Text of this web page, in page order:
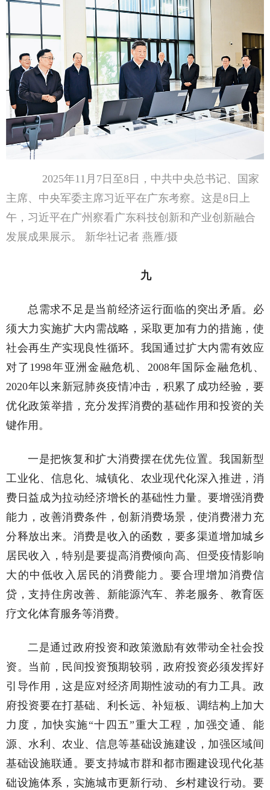
2025年11月7日至8日，中共中央总书记、国家
主席、中央军委主席习近平在广东考察。这是8日上
午，习近平在广州察看广东科技创新和产业创新融合
发展成果展示。 新华社记者 燕雁/摄
九
总需求不足是当前经济运行面临的突出矛盾。必
须大力实施扩大内需战略，采取更加有力的措施，使
社会再生产实现良性循环。我国通过扩大内需有效应
对了1998年亚洲金融危机、2008年国际金融危机、
2020年以来新冠肺炎疫情冲击，积累了成功经验，要
优化政策举措，充分发挥消费的基础作用和投资的关
键作用。
一是把恢复和扩大消费摆在优先位置。我国新型
工业化、信息化、城镇化、农业现代化深入推进，消
费日益成为拉动经济增长的基础性力量。要增强消费
能力，改善消费条件，创新消费场景，使消费潜力充
分释放出来。消费是收入的函数，要多渠道增加城乡
居民收入，特别是要提高消费倾向高、但受疫情影响
大的中低收入居民的消费能力。要合理增加消费信
贷，支持住房改善、新能源汽车、养老服务、教育医
疗文化体育服务等消费。
二是通过政府投资和政策激励有效带动全社会投
资。当前，民间投资预期较弱，政府投资必须发挥好
引导作用，这是应对经济周期性波动的有力工具。政
府投资要在打基础、利长远、补短板、调结构上加大
力度，加快实施“十四五”重大工程，加强交通、能
源、水利、农业、信息等基础设施建设，加强区域间
基础设施联通。要支持城市群和都市圈建设现代化基
础设施体系，实施城市更新行动、乡村建设行动。要